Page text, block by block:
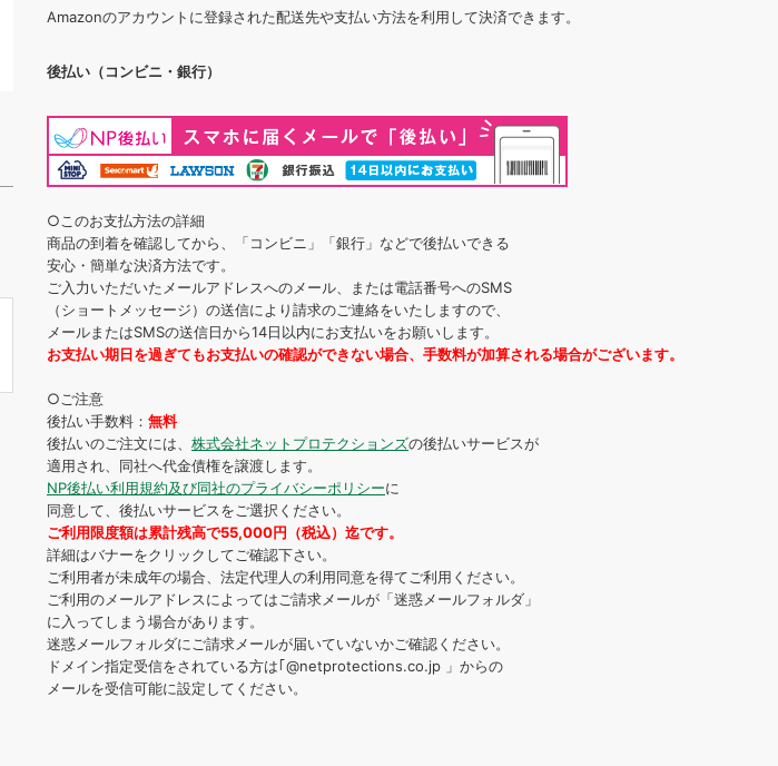
Amazonのアカウントに登録された配送先や支払い方法を利用して決済できます。
後払い（コンビニ・銀行）
○このお支払方法の詳細
商品の到着を確認してから、「コンビニ」「銀行」などで後払いできる
安心・簡単な決済方法です。
ご入力いただいたメールアドレスへのメール、または電話番号へのSMS
（ショートメッセージ）の送信により請求のご連絡をいたしますので、
メールまたはSMSの送信日から14日以内にお支払いをお願いします。
お支払い期日を過ぎてもお支払いの確認ができない場合、手数料が加算される場合がございます。
○ご注意
後払い手数料： 無料
後払いのご注文には、 株式会社ネットプロテクションズの後払いサービスが
適用され、同社へ代金債権を譲渡します。
NP後払い利用規約及び同社のプライバシーポリシーに
同意して、後払いサービスをご選択ください。
ご利用限度額は累計残高で55,000円（税込）迄です。
詳細はバナーをクリックしてご確認下さい。
ご利用者が未成年の場合、法定代理人の利用同意を得てご利用ください。
ご利用のメールアドレスによってはご請求メールが「迷惑メールフォルダ」
に入ってしまう場合があります。
迷惑メールフォルダにご請求メールが届いていないかご確認ください。
ドメイン指定受信をされている方は｢@netprotections.co.jp 」からの
メールを受信可能に設定してください。